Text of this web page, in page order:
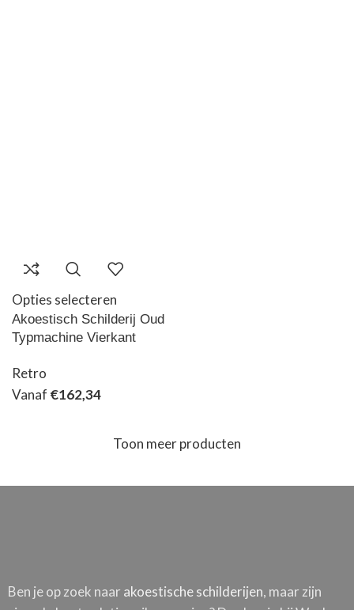
Opties selecteren
Akoestisch Schilderij Oud
Typmachine Vierkant
Retro
Vanaf €162,34
Toon meer producten
Ben je op zoek naar akoestische schilderijen, maar zijn